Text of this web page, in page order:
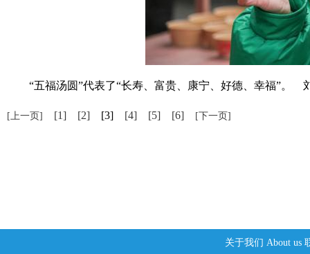
“五福汤圆”代表了“长寿、富贵、康宁、好德、幸福”。
[上一页] [1] [2] [3] [4] [5] [6] [下一页]
关于我们 About us